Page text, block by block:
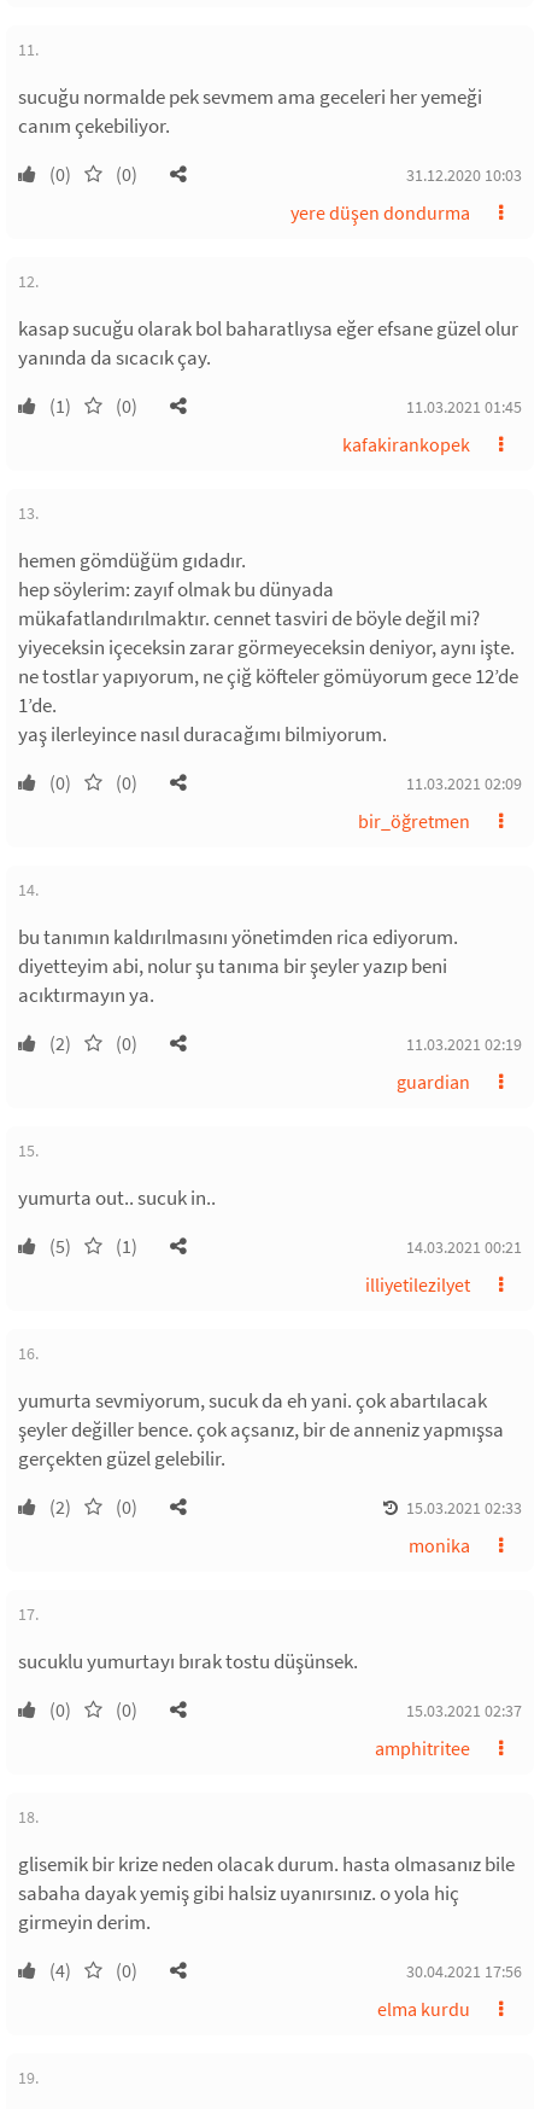
11.
sucuğu normalde pek sevmem ama geceleri her yemeği
canım çekebiliyor.
(0) (0) 31.12.2020 10:03
yere düşen dondurma
12.
kasap sucuğu olarak bol baharatlıysa eğer efsane güzel olur
yanında da sıcacık çay.
(1) (0) 11.03.2021 01:45
kafakirankopek
13.
hemen gömdüğüm gıdadır.
hep söylerim: zayıf olmak bu dünyada
mükafatlandırılmaktır. cennet tasviri de böyle değil mi?
yiyeceksin içeceksin zarar görmeyeceksin deniyor, aynı işte.
ne tostlar yapıyorum, ne çiğ köfteler gömüyorum gece 12’de
1’de.
yaş ilerleyince nasıl duracağımı bilmiyorum.
(0) (0) 11.03.2021 02:09
bir_öğretmen
14.
bu tanımın kaldırılmasını yönetimden rica ediyorum.
diyetteyim abi, nolur şu tanıma bir şeyler yazıp beni
acıktırmayın ya.
(2) (0) 11.03.2021 02:19
guardian
15.
yumurta out.. sucuk in..
(5) (1) 14.03.2021 00:21
illiyetilezilyet
16.
yumurta sevmiyorum, sucuk da eh yani. çok abartılacak
şeyler değiller bence. çok açsanız, bir de anneniz yapmışsa
gerçekten güzel gelebilir.
(2) (0) 15.03.2021 02:33
monika
17.
sucuklu yumurtayı bırak tostu düşünsek.
(0) (0) 15.03.2021 02:37
amphitritee
18.
glisemik bir krize neden olacak durum. hasta olmasanız bile
sabaha dayak yemiş gibi halsiz uyanırsınız. o yola hiç
girmeyin derim.
(4) (0) 30.04.2021 17:56
elma kurdu
19.